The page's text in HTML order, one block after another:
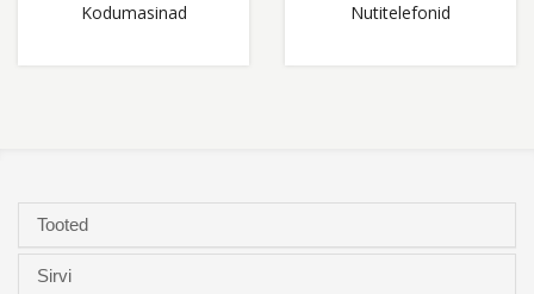
Kodumasinad Nutitelefonid
Tooted
Sirvi